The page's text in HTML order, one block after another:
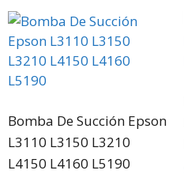
Bomba De Succión Epson
L3110 L3150 L3210
L4150 L4160 L5190